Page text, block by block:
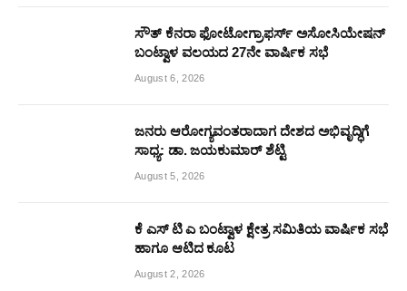
ಸೌತ್ ಕೆನರಾ ಫೋಟೋಗ್ರಾಫರ್ಸ್ ಅಸೋಸಿಯೇಷನ್
ಬಂಟ್ವಾಳ ವಲಯದ 27ನೇ ವಾರ್ಷಿಕ ಸಭೆ
August 6, 2026
ಜನರು ಆರೋಗ್ಯವಂತರಾದಾಗ ದೇಶದ ಅಭಿವೃದ್ಧಿಗೆ
ಸಾಧ್ಯ: ಡಾ. ಜಯಕುಮಾರ್ ಶೆಟ್ಟಿ
August 5, 2026
ಕೆ ಎಸ್ ಟಿ ಎ ಬಂಟ್ವಾಳ ಕ್ಷೇತ್ರ ಸಮಿತಿಯ ವಾರ್ಷಿಕ ಸಭೆ
ಹಾಗೂ ಆಟಿದ ಕೂಟ
August 2, 2026